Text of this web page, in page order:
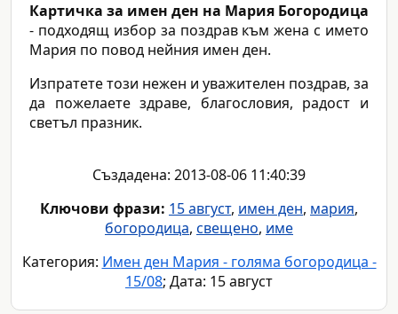
Картичка за имен ден на Мария Богородица
- подходящ избор за поздрав към жена с името
Мария по повод нейния имен ден.
Изпратете този нежен и уважителен поздрав, за
да пожелаете здраве, благословия, радост и
светъл празник.
Създадена: 2013-08-06 11:40:39
Ключови фрази: 15 август, имен ден, мария,
богородица, свещено, име
Категория: Имен ден Мария - голяма богородица -
15/08; Дата: 15 август